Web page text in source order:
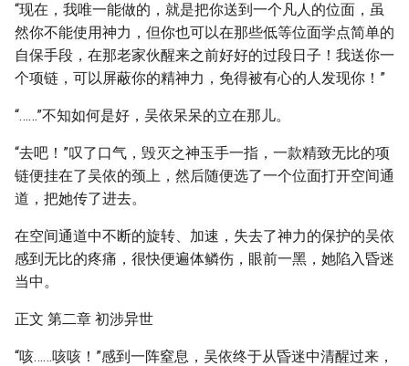
“现在，我唯一能做的，就是把你送到一个凡人的位面，虽
然你不能使用神力，但你也可以在那些低等位面学点简单的
自保手段，在那老家伙醒来之前好好的过段日子！我送你一
个项链，可以屏蔽你的精神力，免得被有心的人发现你！”
“……”不知如何是好，吴依呆呆的立在那儿。
“去吧！”叹了口气，毁灭之神玉手一指，一款精致无比的项
链便挂在了吴依的颈上，然后随便选了一个位面打开空间通
道，把她传了进去。
在空间通道中不断的旋转、加速，失去了神力的保护的吴依
感到无比的疼痛，很快便遍体鳞伤，眼前一黑，她陷入昏迷
当中。
正文 第二章 初涉异世
“咳……咳咳！”感到一阵窒息，吴依终于从昏迷中清醒过来，